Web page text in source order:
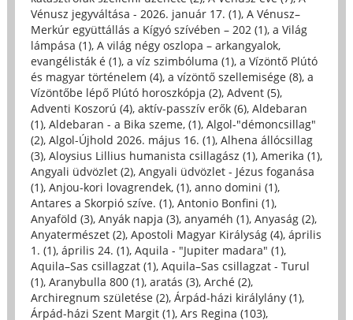
Vénusz jegyváltása - 2026. január 17. (1), A Vénusz–
Merkúr együttállás a Kígyó szívében – 202 (1), a Világ
lámpása (1), A világ négy oszlopa – arkangyalok,
evangélisták é (1), a víz szimbóluma (1), a Vízöntő Plútó
és magyar történelem (4), a vízöntő szellemisége (8), a
Vízöntőbe lépő Plútó horoszkópja (2), Advent (5),
Adventi Koszorú (4), aktív-passzív erők (6), Aldebaran
(1), Aldebaran - a Bika szeme, (1), Algol-"démoncsillag"
(2), Algol-Újhold 2026. május 16. (1), Alhena állócsillag
(3), Aloysius Lillius humanista csillagász (1), Amerika (1),
Angyali üdvözlet (2), Angyali üdvözlet - Jézus foganása
(1), Anjou-kori lovagrendek, (1), anno domini (1),
Antares a Skorpió szíve. (1), Antonio Bonfini (1),
Anyaföld (3), Anyák napja (3), anyaméh (1), Anyaság (2),
Anyatermészet (2), Apostoli Magyar Királyság (4), április
1. (1), április 24. (1), Aquila - "Jupiter madara" (1),
Aquila–Sas csillagzat (1), Aquila–Sas csillagzat - Turul
(1), Aranybulla 800 (1), aratás (3), Arché (2),
Archiregnum születése (2), Árpád-házi királylány (1),
Árpád-házi Szent Margit (1), Ars Regina (103),